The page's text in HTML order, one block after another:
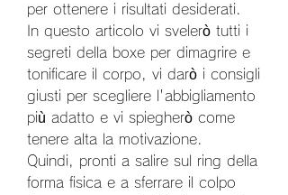
per ottenere i risultati desiderati.
In questo articolo vi svelerò tutti i
segreti della boxe per dimagrire e
tonificare il corpo, vi darò i consigli
giusti per scegliere l'abbigliamento
più adatto e vi spiegherò come
tenere alta la motivazione.
Quindi, pronti a salire sul ring della
forma fisica e a sferrare il colpo